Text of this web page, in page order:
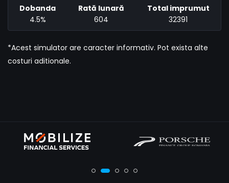
Dobanda
4.5%
Rată lunară
604
Total imprumut
32391
*Acest simulator are caracter informativ. Pot exista alte
costuri aditionale.